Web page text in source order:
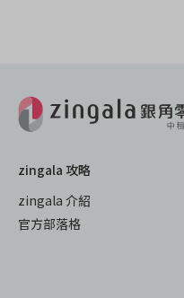
zingala 攻略
zingala 介紹
官方部落格